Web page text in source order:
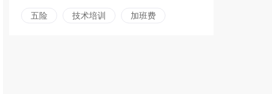
五险 技术培训 加班费